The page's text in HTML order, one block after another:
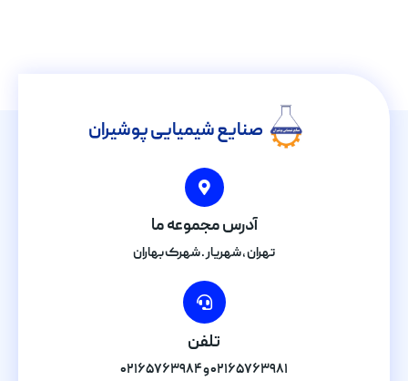
صنایع شیمیایی پوشیران
آدرس مجموعه ما
تهران , شهریار . شهرک بهاران
تلفن
۰۲۱۶۵۷۶۳۹۸۱ و ۰۲۱۶۵۷۶۳۹۸۴